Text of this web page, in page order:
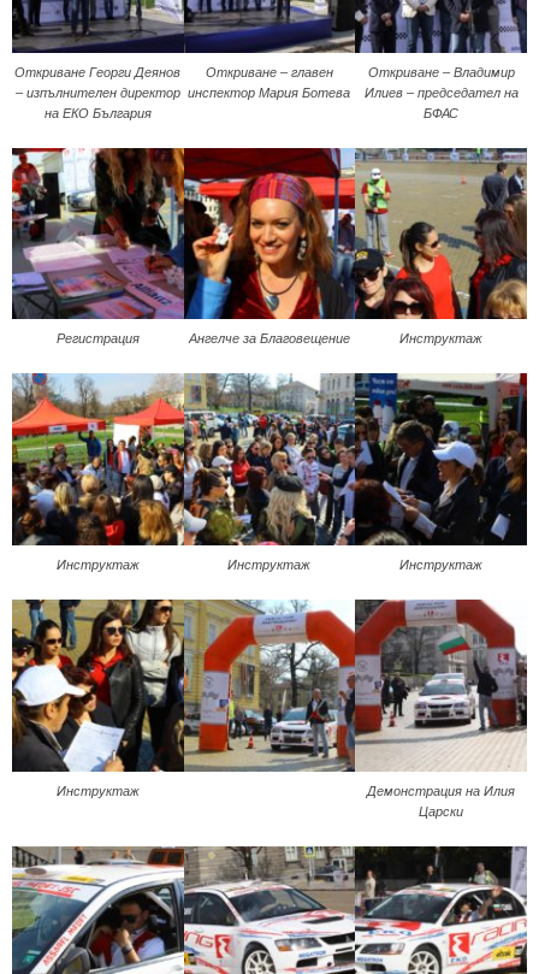
Откриване Георги Деянов
– изпълнителен директор
на ЕКО България
Откриване – главен
инспектор Мария Ботева
Откриване – Владимир
Илиев – председател на
БФАС
Регистрация Ангелче за Благовещение Инструктаж
Инструктаж Инструктаж Инструктаж
Инструктаж
Демонстрация на Илия
Царски